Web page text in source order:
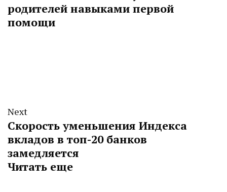
родителей навыками первой
помощи
Next
Скорость уменьшения Индекса
вкладов в топ-20 банков
замедляется
Читать еще